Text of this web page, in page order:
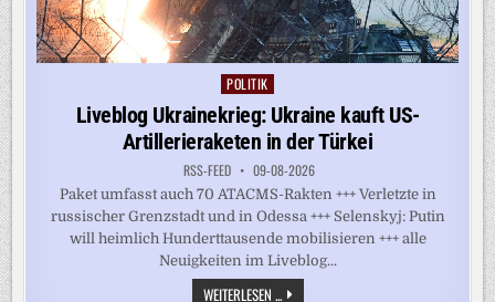
Posted
in
POLITIK
Liveblog Ukrainekrieg: Ukraine kauft US-
Artillerieraketen in der Türkei
RSS-FEED 09-08-2026
Paket umfasst auch 70 ATACMS-Rakten +++ Verletzte in
russischer Grenzstadt und in Odessa +++ Selenskyj: Putin
will heimlich Hunderttausende mobilisieren +++ alle
Neuigkeiten im Liveblog...
WEITERLESEN ...LIVEBLOG